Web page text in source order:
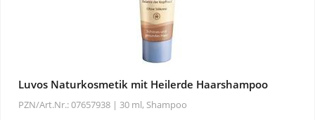
Luvos Naturkosmetik mit Heilerde Haarshampoo
PZN/Art.Nr.: 07657938 | 30 ml, Shampoo